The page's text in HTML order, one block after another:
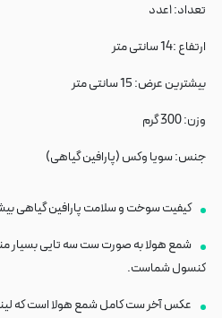
تعداد: ۱عدد
ارتفاع :14 سانتی متر
بیشترین عرض: 15 سانتی متر
وزن: 300 گرم
جنس: سویا وکس (پارافین گیاهی)
کیفیت سوخت و سلامت پارافین گیاهی
شمع هولا به صورت ست سه تایی بسیار
کنسول شماست.
عکس آخر ست کامل شمع هولا است که